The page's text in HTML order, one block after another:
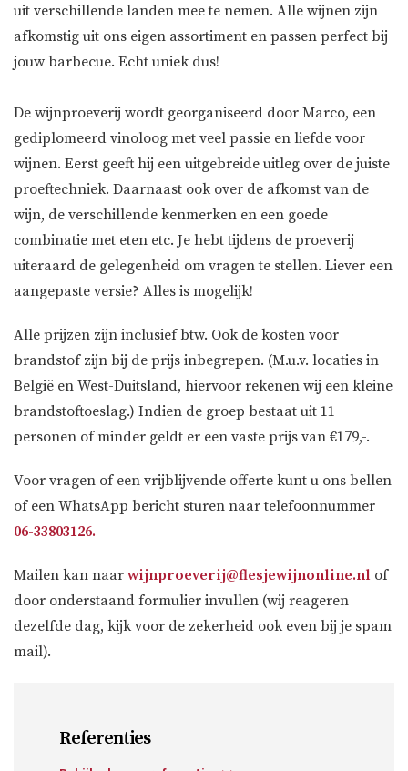
uit verschillende landen mee te nemen. Alle wijnen zijn
afkomstig uit ons eigen assortiment en passen perfect bij
jouw barbecue. Echt uniek dus!
De wijnproeverij wordt georganiseerd door Marco, een
gediplomeerd vinoloog met veel passie en liefde voor
wijnen. Eerst geeft hij een uitgebreide uitleg over de juiste
proeftechniek. Daarnaast ook over de afkomst van de
wijn, de verschillende kenmerken en een goede
combinatie met eten etc. Je hebt tijdens de proeverij
uiteraard de gelegenheid om vragen te stellen. Liever een
aangepaste versie? Alles is mogelijk!
Alle prijzen zijn inclusief btw. Ook de kosten voor
brandstof zijn bij de prijs inbegrepen. (M.u.v. locaties in
België en West-Duitsland, hiervoor rekenen wij een kleine
brandstoftoeslag.) Indien de groep bestaat uit 11
personen of minder geldt er een vaste prijs van €179,-.
Voor vragen of een vrijblijvende offerte kunt u ons bellen
of een WhatsApp bericht sturen naar telefoonnummer
06-33803126.
Mailen kan naar wijnproeverij@flesjewijnonline.nl of
door onderstaand formulier invullen (wij reageren
dezelfde dag, kijk voor de zekerheid ook even bij je spam
mail).
Referenties